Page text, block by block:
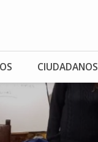
CIUDADANOS